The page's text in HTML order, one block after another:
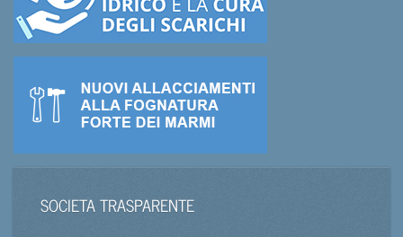
SOCIETA TRASPARENTE